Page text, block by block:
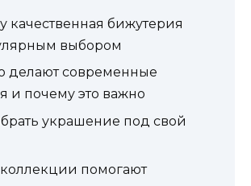
качественная бижутерия
выбором
делают современные
и почему это важно
украшение под свой
помогают